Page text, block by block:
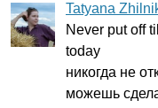
Tatyana
Never put off till
today
никогда не
можешь